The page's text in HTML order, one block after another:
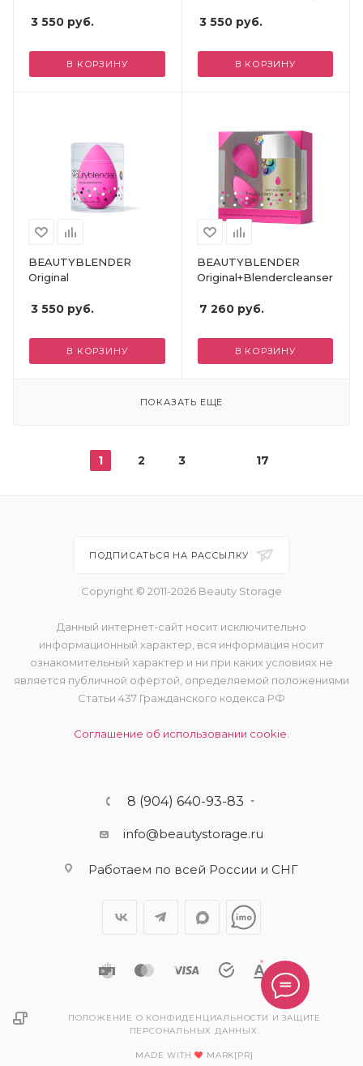
3 550 руб.
В КОРЗИНУ
3 550руб.
В КОРЗИНУ
BEAUTYBLENDER
Original
3 550 руб.
В КОРЗИНУ
BEAUTYBLENDER
Original+Blendercleanser
7 260руб.
В КОРЗИНУ
ПОКАЗАТЬ ЕЩЕ
1 2 3 17
ПОДПИСАТЬСЯ НА РАССЫЛКУ
Copyright © 2011-2026 Beauty Storage
Данный интернет-сайт носит исключительно
информационный характер, вся информация носит
ознакомительный характер и ни при каких условиях не
является публичной офертой, определяемой положениями
Статьи 437 Гражданского кодекса РФ
Соглашение об использовании cookie.
8 (904) 640-93-83
info@beautystorage.ru
Работаем по всей России и СНГ
ПОЛОЖЕНИЕ О КОНФИДЕНЦИАЛЬНОСТИ И ЗАЩИТЕ
ПЕРСОНАЛЬНЫХ ДАННЫХ.
MADE WITH MARK[PR]